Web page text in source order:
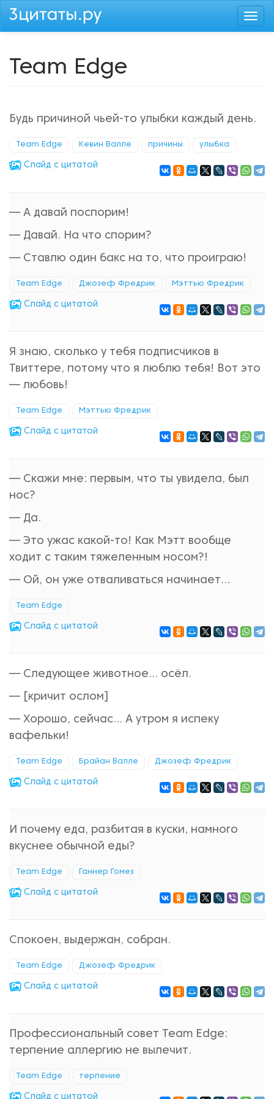
Перейти
Team Edge
Будь причиной чьей-то улыбки каждый день.
Team Edge Кевин Валле причины улыбка
Cлайд с цитатой
— А давай поспорим!
— Давай. На что спорим?
— Ставлю один бакс на то, что проиграю!
Team Edge Джозеф Фредрик Мэттью Фредрик
Cлайд с цитатой
Я знаю, сколько у тебя подписчиков в
Твиттере, потому что я люблю тебя! Вот это
— любовь!
Team Edge Мэттью Фредрик
Cлайд с цитатой
— Скажи мне: первым, что ты увидела, был
нос?
— Да.
— Это ужас какой-то! Как Мэтт вообще
ходит с таким тяжеленным носом?!
— Ой, он уже отваливаться начинает...
Team Edge
Cлайд с цитатой
— Следующее животное... осёл.
— [кричит ослом]
— Хорошо, сейчас... А утром я испеку
вафельки!
Team Edge Брайан Валле Джозеф Фредрик
Cлайд с цитатой
И почему еда, разбитая в куски, намного
вкуснее обычной еды?
Team Edge Ганнер Гомез
Cлайд с цитатой
Спокоен, выдержан, собран.
Team Edge Джозеф Фредрик
Cлайд с цитатой
Профессиональный совет Team Edge:
терпение аллергию не вылечит.
Team Edge терпение
Cлайд с цитатой